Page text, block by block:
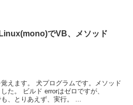
Linux(mono)でVB、メソッド
えます。 犬プログラムです。メソッド
た。 ビルド errorはゼロですが、
、とりあえず、実行。 ...